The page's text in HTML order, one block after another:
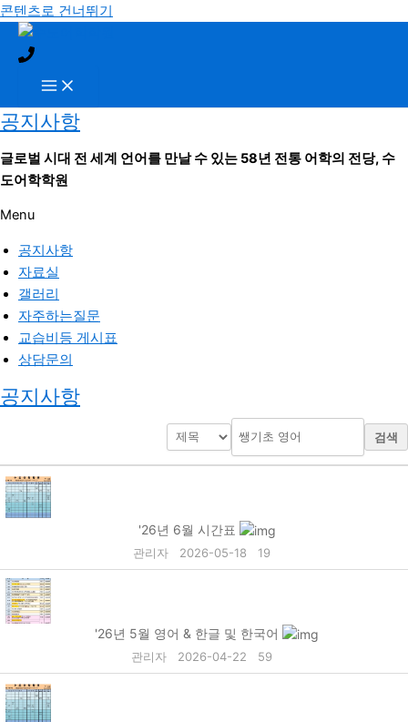
콘텐츠로 건너뛰기
공지사항
글로벌 시대 전 세계 언어를 만날 수 있는 58년 전통 어학의 전당, 수
도어학학원
Menu
공지사항
자료실
갤러리
자주하는질문
교습비등 게시표
상담문의
공지사항
검색
'26년 6월 시간표
관리자 2026-05-18 19
'26년 5월 영어 & 한글 및 한국어
관리자 2026-04-22 59